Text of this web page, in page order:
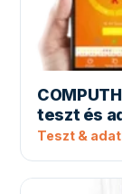
teszt és
Teszt &